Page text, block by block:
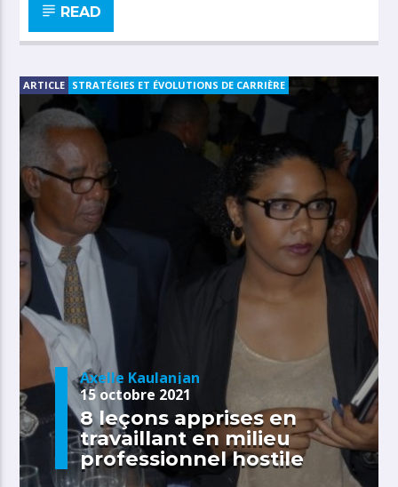
READ
ARTICLE STRATÉGIES ET ÉVOLUTIONS DE CARRIÈRE
Axelle Kaulanjan
15 octobre 2021
8 leçons apprises en
travaillant en milieu
professionnel hostile